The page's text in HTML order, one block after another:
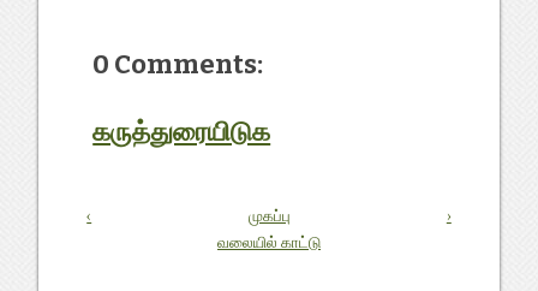
0 Comments:
கருத்துரையிடுக
‹ ›
முகப்பு
வலையில் காட்டு